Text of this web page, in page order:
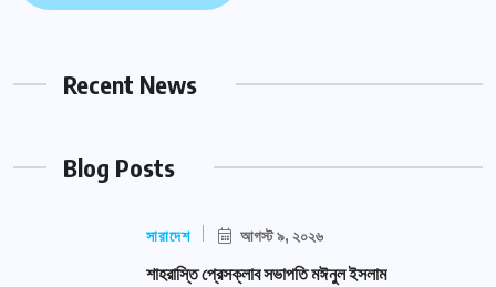
Recent News
Blog Posts
সারাদেশ আগস্ট ৯, ২০২৬
শাহরাস্তি প্রেসক্লাব সভাপতি মঈনুল ইসলাম